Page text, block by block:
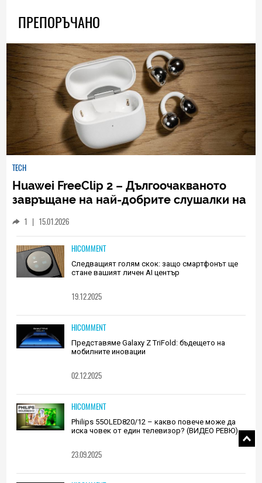
ПРЕПОРЪЧАНО
TECH
Huawei FreeClip 2 – Дългоочакваното
завръщане на най-добрите слушалки на
1 | 15.01.2026
HICOMMENT
Следващият голям скок: защо смартфонът ще
стане вашият личен AI център
19.12.2025
HICOMMENT
Представяме Galaxy Z TriFold: бъдещето на
мобилните иновации
02.12.2025
HICOMMENT
Philips 55OLED820/12 – какво повече може да
иска човек от един телевизор? (ВИДЕО РЕВЮ)
23.09.2025